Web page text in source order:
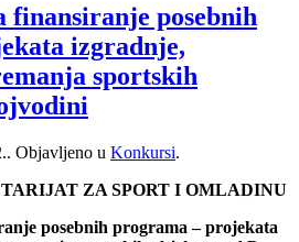
finansiranje posebnih
izgradnje,
sportskih
. Objavljeno u Konkursi.
ZA SPORT I OMLADINU
posebnih programa – projekata